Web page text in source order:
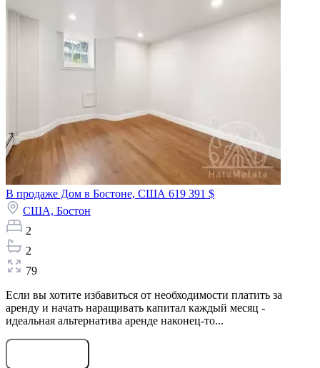
В продаже Дом в Бостоне, США 619 391 $
США, Бостон
2
2
79
Если вы хотите избавиться от необходимости платить за
аренду и начать наращивать капитал каждый месяц -
идеальная альтернатива аренде наконец-то...